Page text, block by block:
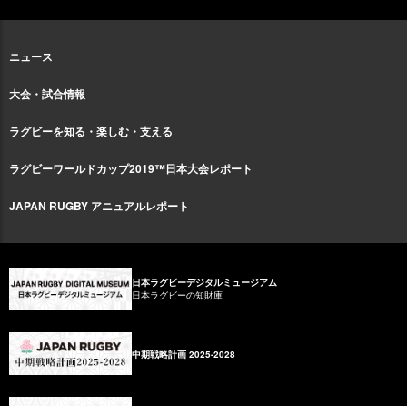
ニュース
大会・試合情報
ラグビーを知る・楽しむ・支える
ラグビーワールドカップ2019™日本大会レポート
JAPAN RUGBY アニュアルレポート
日本ラグビーデジタルミュージアム
日本ラグビーの知財庫
中期戦略計画 2025-2028